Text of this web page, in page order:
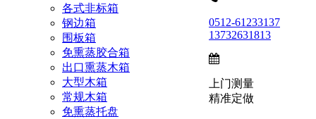
0512-61233137
13732631813
上门测量
精准定做
各式非标箱
钢边箱
围板箱
免熏蒸胶合箱
出口熏蒸木箱
大型木箱
常规木箱
免熏蒸托盘